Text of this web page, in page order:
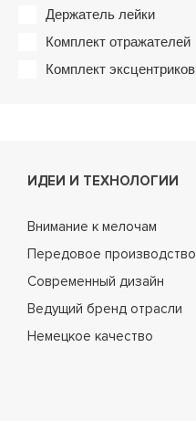
Держатель лейки
Комплект отражателей
Комплект эксцентриков
ИДЕИ И ТЕХНОЛОГИИ
Внимание к мелочам
Передовое производство
Современный дизайн
Ведущий бренд отрасли
Немецкое качество